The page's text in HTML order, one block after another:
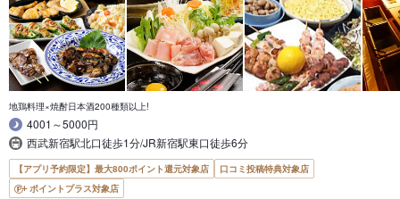
地鶏料理×焼酎日本酒200種類以上!
4001～5000円
西武新宿駅北口徒歩1分/JR新宿駅東口徒歩6分
【アプリ予約限定】最大800ポイント還元対象店
口コミ投稿特典対象店
ポイントプラス対象店